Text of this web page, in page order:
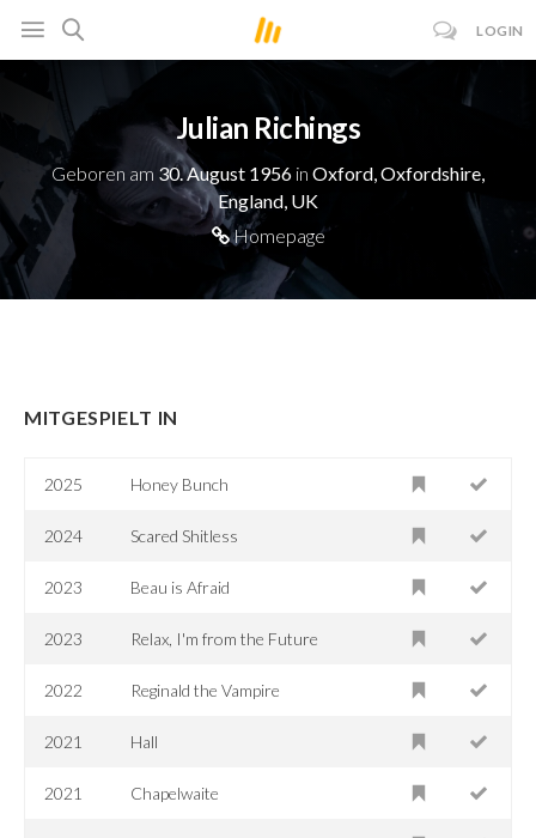
LOGIN
Julian Richings
Geboren am 30. August 1956 in Oxford, Oxfordshire,
England, UK
Homepage
MITGESPIELT IN
2025 Honey Bunch
2024 Scared Shitless
2023 Beau is Afraid
2023 Relax, I'm from the Future
2022 Reginald the Vampire
2021 Hall
2021 Chapelwaite